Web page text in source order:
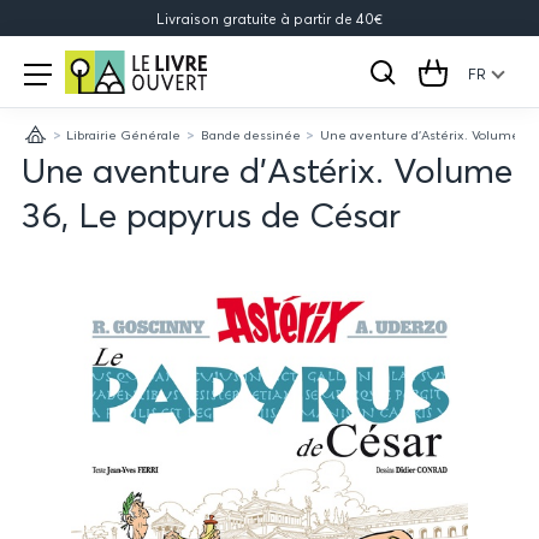
Livraison gratuite à partir de 40€
Le
Livre
Ouvert
Open
menu
Rechercher
Cart FR
AccueilLibrairie Générale Bande dessinée Une aventure d'Astérix. Volume
Une aventure d'Astérix. Volume
36, Le papyrus de César